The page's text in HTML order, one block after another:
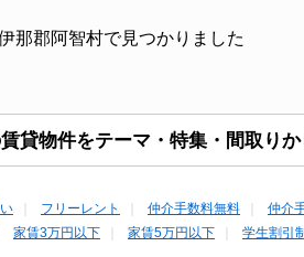
那郡阿智村で見つかりました
貸物件をテーマ・特集・間取り
フリーレント 仲介手数料無料
仲介
家賃3万円以下 家賃5万円以下 学生割引